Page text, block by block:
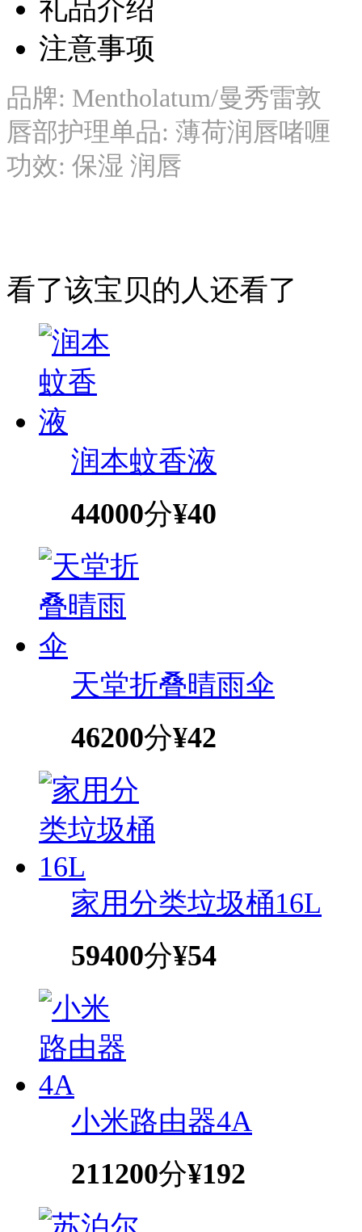
礼品介绍
注意事项
品牌: Mentholatum/曼秀雷敦
唇部护理单品: 薄荷润唇啫喱
功效: 保湿 润唇
看了该宝贝的人还看了
润本蚊香液
44000分¥40
天堂折叠晴雨伞
46200分¥42
家用分类垃圾桶16L
59400分¥54
小米路由器4A
211200分¥192